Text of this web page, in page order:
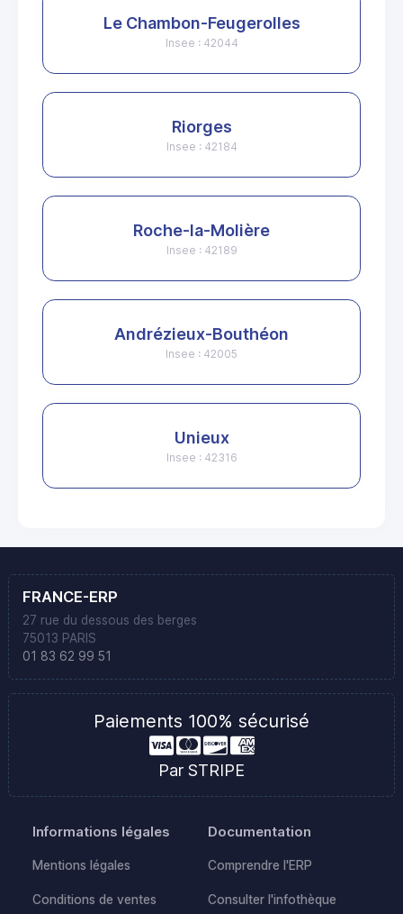
Le Chambon-Feugerolles
Insee : 42044
Riorges
Insee : 42184
Roche-la-Molière
Insee : 42189
Andrézieux-Bouthéon
Insee : 42005
Unieux
Insee : 42316
FRANCE-ERP
27 rue du dessous des berges
75013 PARIS
01 83 62 99 51
Paiements 100% sécurisé
Par STRIPE
Informations légales
Mentions légales
Conditions de ventes
Documentation
Comprendre l'ERP
Consulter l'infothèque